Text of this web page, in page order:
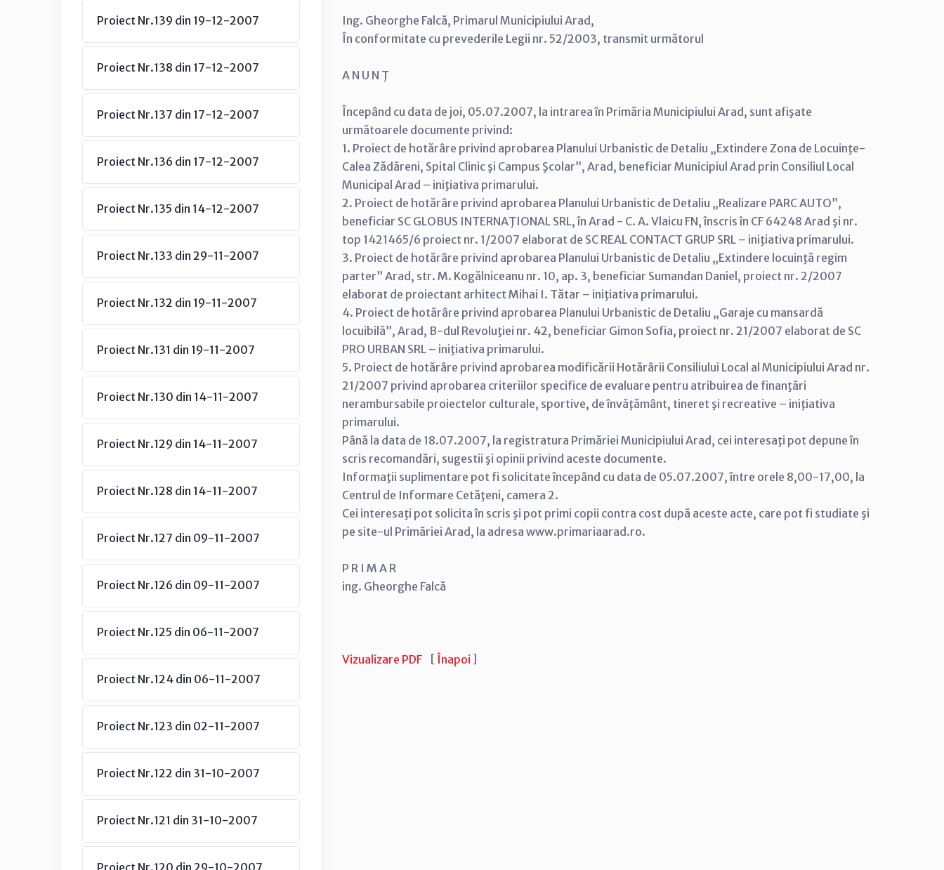
Proiect Nr.139 din 19-12-2007
Proiect Nr.138 din 17-12-2007
Proiect Nr.137 din 17-12-2007
Proiect Nr.136 din 17-12-2007
Proiect Nr.135 din 14-12-2007
Proiect Nr.133 din 29-11-2007
Proiect Nr.132 din 19-11-2007
Proiect Nr.131 din 19-11-2007
Proiect Nr.130 din 14-11-2007
Proiect Nr.129 din 14-11-2007
Proiect Nr.128 din 14-11-2007
Proiect Nr.127 din 09-11-2007
Proiect Nr.126 din 09-11-2007
Proiect Nr.125 din 06-11-2007
Proiect Nr.124 din 06-11-2007
Proiect Nr.123 din 02-11-2007
Proiect Nr.122 din 31-10-2007
Proiect Nr.121 din 31-10-2007
Proiect Nr.120 din 29-10-2007
Ing. Gheorghe Falcă, Primarul Municipiului Arad,
În conformitate cu prevederile Legii nr. 52/2003, transmit următorul
A N U N Ţ
Începând cu data de joi, 05.07.2007, la intrarea în Primăria Municipiului Arad, sunt afişate
următoarele documente privind:
1. Proiect de hotărâre privind aprobarea Planului Urbanistic de Detaliu „Extindere Zona de Locuinţe-
Calea Zădăreni, Spital Clinic şi Campus Şcolar”, Arad, beneficiar Municipiul Arad prin Consiliul Local
Municipal Arad – iniţiativa primarului.
2. Proiect de hotărâre privind aprobarea Planului Urbanistic de Detaliu „Realizare PARC AUTO”,
beneficiar SC GLOBUS INTERNAŢIONAL SRL, în Arad - C. A. Vlaicu FN, înscris în CF 64248 Arad şi nr.
top 1421465/6 proiect nr. 1/2007 elaborat de SC REAL CONTACT GRUP SRL – iniţiativa primarului.
3. Proiect de hotărâre privind aprobarea Planului Urbanistic de Detaliu „Extindere locuinţă regim
parter” Arad, str. M. Kogălniceanu nr. 10, ap. 3, beneficiar Sumandan Daniel, proiect nr. 2/2007
elaborat de proiectant arhitect Mihai I. Tătar – iniţiativa primarului.
4. Proiect de hotărâre privind aprobarea Planului Urbanistic de Detaliu „Garaje cu mansardă
locuibilă”, Arad, B-dul Revoluţiei nr. 42, beneficiar Gimon Sofia, proiect nr. 21/2007 elaborat de SC
PRO URBAN SRL – iniţiativa primarului.
5. Proiect de hotărâre privind aprobarea modificării Hotărârii Consiliului Local al Municipiului Arad nr.
21/2007 privind aprobarea criteriilor specifice de evaluare pentru atribuirea de finanţări
nerambursabile proiectelor culturale, sportive, de învăţământ, tineret şi recreative – iniţiativa
primarului.
Până la data de 18.07.2007, la registratura Primăriei Municipiului Arad, cei interesaţi pot depune în
scris recomandări, sugestii şi opinii privind aceste documente.
Informaţii suplimentare pot fi solicitate începând cu data de 05.07.2007, între orele 8,00-17,00, la
Centrul de Informare Cetăţeni, camera 2.
Cei interesaţi pot solicita în scris şi pot primi copii contra cost după aceste acte, care pot fi studiate şi
pe site-ul Primăriei Arad, la adresa www.primariaarad.ro.
P R I M A R
ing. Gheorghe Falcă
Vizualizare PDF [ Înapoi ]